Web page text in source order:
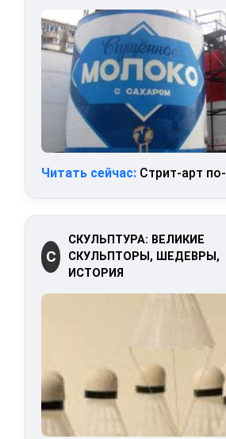
Читать сейчас: Стрит-арт
С
СКУЛЬПТУРА: ВЕЛИКИЕ
СКУЛЬПТОРЫ, ШЕДЕВРЫ,
ИСТОРИЯ